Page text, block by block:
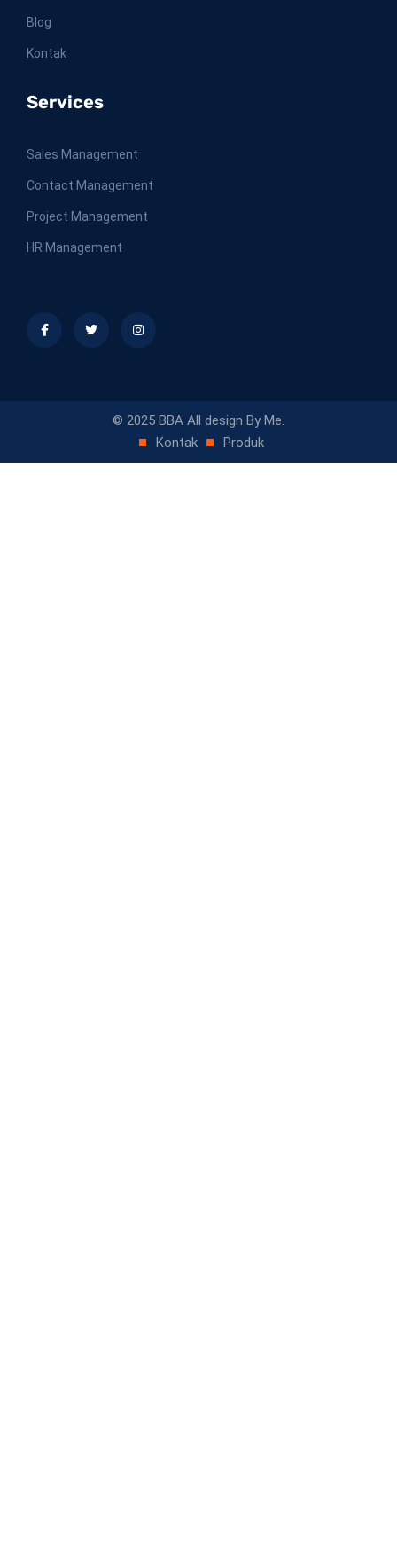
Blog
Kontak
Services
Sales Management
Contact Management
Project Management
HR Management
© 2025 BBA All design By Me.
Kontak
Produk